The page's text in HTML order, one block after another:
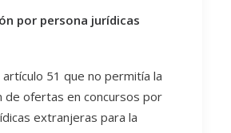
por persona jurídicas
51 que no permitía la
de ofertas en concursos por
extranjeras para la